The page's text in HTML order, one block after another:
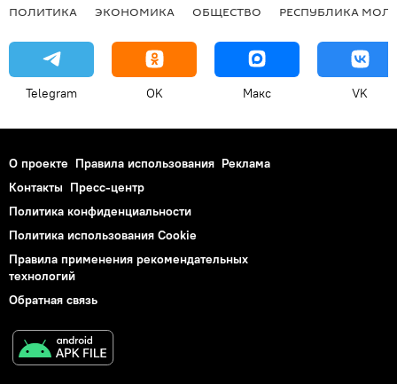
ПОЛИТИКА ЭКОНОМИКА ОБЩЕСТВО РЕСПУБЛИКА
Telegram OK Макс VK
О проекте Правила использования Реклама
Контакты Пресс-центр
Политика конфиденциальности
Политика использования Cookie
Правила применения рекомендательных
технологий
Обратная связь